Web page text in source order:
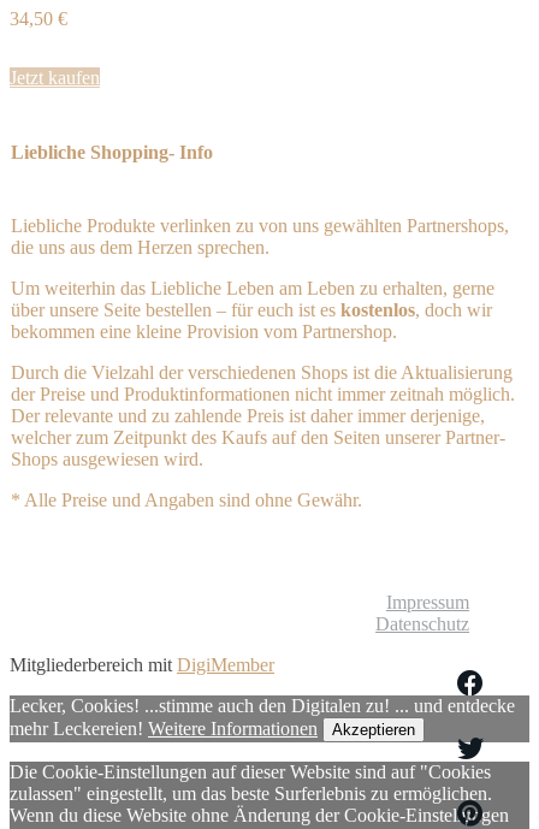
34,50 €
Jetzt kaufen
Liebliche Shopping- Info
Liebliche Produkte verlinken zu von uns gewählten Partnershops,
die uns aus dem Herzen sprechen.
Um weiterhin das Liebliche Leben am Leben zu erhalten, gerne
über unsere Seite bestellen – für euch ist es kostenlos, doch wir
bekommen eine kleine Provision vom Partnershop.
Durch die Vielzahl der verschiedenen Shops ist die Aktualisierung
der Preise und Produktinformationen nicht immer zeitnah möglich.
Der relevante und zu zahlende Preis ist daher immer derjenige,
welcher zum Zeitpunkt des Kaufs auf den Seiten unserer Partner-
Shops ausgewiesen wird.
* Alle Preise und Angaben sind ohne Gewähr.
Impressum
Datenschutz
Mitgliederbereich mit DigiMember
Lecker, Cookies! ...stimme auch den Digitalen zu! ... und entdecke
mehr Leckereien! Weitere Informationen Akzeptieren
Die Cookie-Einstellungen auf dieser Website sind auf "Cookies
zulassen" eingestellt, um das beste Surferlebnis zu ermöglichen.
Wenn du diese Website ohne Änderung der Cookie-Einstellungen